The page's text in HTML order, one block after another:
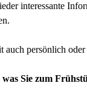
interessante
auch persönlich
Sie zum